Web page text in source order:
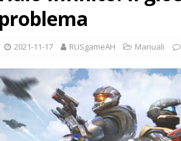
problema
2021-11-17 RUSgameAH Manuali